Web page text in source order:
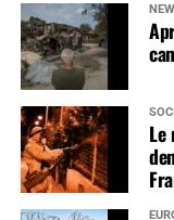
Le